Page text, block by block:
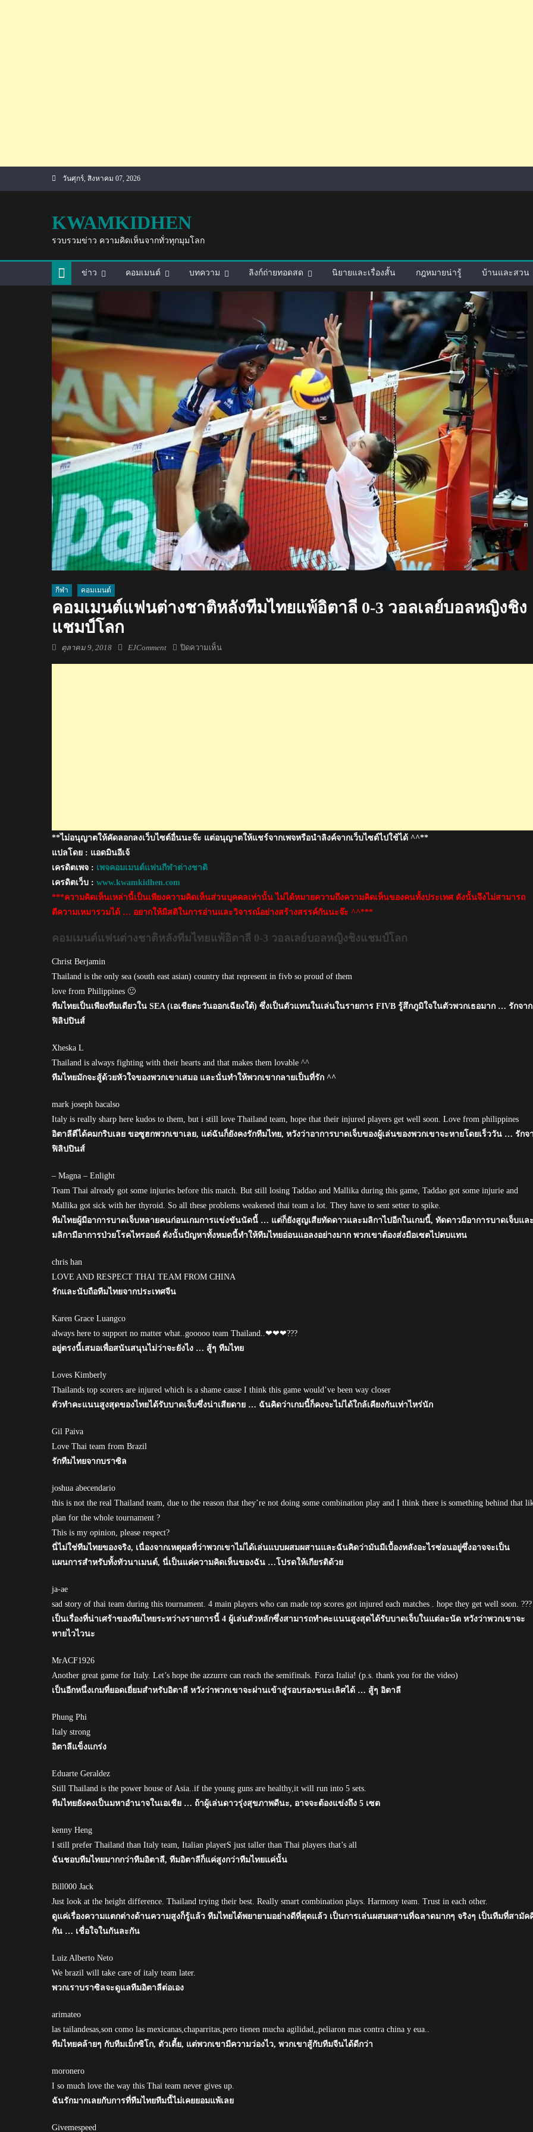
วันศุกร์, สิงหาคม 07, 2026
KWAMKIDHEN
รวบรวมข่าว ความคิดเห็นจากทั่วทุกมุมโลก
ข่าว คอมเมนต์ บทความ ลิงก์ถ่ายทอดสด นิยายและเรื่องสั้น กฎหมายน่ารู้ บ้านและสวน
กีฬา คอมเมนต์
คอมเมนต์แฟนต่างชาติหลังทีมไทยแพ้อิตาลี 0-3 วอลเลย์บอลหญิงชิง
แชมป์โลก
Posted
ตุลาคม 9, 2018 Author
EJComment ปิดความเห็น
วอลเลย์บอล
โลก
**ไม่อนุญาตให้คัดลอกลงเว็บไซต์อื่นนะจ๊ะ แต่อนุญาตให้แชร์จากเพจหรือนำลิงค์จากเว็บไซต์ไปใช้ได้ ^^**
แปลโดย : แอดมินอีเจ้
เครดิตเพจ : เพจคอมเมนต์แฟนกีฬาต่างชาติ
เครดิตเว็บ : www.kwamkidhen.com
***ความคิดเห็นเหล่านี้เป็นเพียงความคิดเห็นส่วนบุคคลเท่านั้น ไม่ได้หมายความถึงความคิดเห็นของคนทั้งประเทศ ดังนั้นจึงไม่สามารถ
ตีความเหมารวมได้ … อยากให้มีสติในการอ่านและวิจารณ์อย่างสร้างสรรค์กันนะจ๊ะ ^^***
คอมเมนต์แฟนต่างชาติหลังทีมไทยแพ้อิตาลี 0-3 วอลเลย์บอลหญิงชิงแชมป์โลก
Christ Berjamin
Thailand is the only sea (south east asian) country that represent in fivb so proud of them
love from Philippines 🙂
ทีมไทยเป็นเพียงทีมเดียวใน SEA (เอเชียตะวันออกเฉียงใต้) ซึ่งเป็นตัวแทนในเล่นในรายการ FIVB รู้สึกภูมิใจในตัวพวกเธอมาก … รักจาก
ฟิลิปปินส์
Xheska L
Thailand is always fighting with their hearts and that makes them lovable ^^
ทีมไทยมักจะสู้ด้วยหัวใจของพวกเขาเสมอ และนั่นทำให้พวกเขากลายเป็นที่รัก ^^
mark joseph bacalso
Italy is really sharp here kudos to them, but i still love Thailand team, hope that their injured players get well soon. Love from philippines
อิตาลีตีได้คมกริบเลย ขอซูฮกพวกเขาเลย, แต่ฉันก็ยังคงรักทีมไทย, หวังว่าอาการบาดเจ็บของผู้เล่นของพวกเขาจะหายโดยเร็ววัน … รักจ
ฟิลิปปินส์
– Magna – Enlight
Team Thai already got some injuries before this match. But still losing Taddao and Mallika during this game, Taddao got some injurie and
Mallika got sick with her thyroid. So all these problems weakened thai team a lot. They have to sent setter to spike.
ทีมไทยผู้มีอาการบาดเจ็บหลายคนก่อนเกมการแข่งขันนัดนี้ … แต่ก็ยังสูญเสียทัดดาวและมลิกาไปอีกในเกมนี้, ทัดดาวมีอาการบาดเจ็บแล
มลิกามีอาการป่วยโรคไทรอยด์ ดังนั้นปัญหาทั้งหมดนี้ทำให้ทีมไทยอ่อนแอลงอย่างมาก พวกเขาต้องส่งมือเซตไปตบแทน
chris han
LOVE AND RESPECT THAI TEAM FROM CHINA
รักและนับถือทีมไทยจากประเทศจีน
Karen Grace Luangco
always here to support no matter what..gooooo team Thailand..❤❤❤???
อยู่ตรงนี้เสมอเพื่อสนันสนุนไม่ว่าจะยังไง … สู้ๆ ทีมไทย
Loves Kimberly
Thailands top scorers are injured which is a shame cause I think this game would’ve been way closer
ตัวทำคะแนนสูงสุดของไทยได้รับบาดเจ็บซึ่งน่าเสียดาย … ฉันคิดว่าเกมนี้ก็คงจะไม่ได้ใกล้เคียงกันเท่าไหร่นัก
Gil Paiva
Love Thai team from Brazil
รักทีมไทยจากบราซิล
joshua abecendario
this is not the real Thailand team, due to the reason that they’re not doing some combination play and I think there is something behind that
plan for the whole tournament ?
This is my opinion, please respect?
นี่ไม่ใช่ทีมไทยของจริง, เนื่องจากเหตุผลที่ว่าพวกเขาไม่ได้เล่นแบบผสมผสานและฉันคิดว่ามันมีเบื้องหลังอะไรซ่อนอยู่ซึ่งอาจจะเป็น
แผนการสำหรับทั้งทัวนาเมนต์, นี่เป็นแค่ความคิดเห็นของฉัน …โปรดให้เกียรติด้วย
ja-ae
sad story of thai team during this tournament. 4 main players who can made top scores got injured each matches . hope they get well soon. ???
เป็นเรื่องที่น่าเศร้าของทีมไทยระหว่างรายการนี้ 4 ผู้เล่นตัวหลักซึ่งสามารถทำคะแนนสูงสุดได้รับบาดเจ็บในแต่ละนัด หวังว่าพวกเขาจะ
หายไวไวนะ
MrACF1926
Another great game for Italy. Let’s hope the azzurre can reach the semifinals. Forza Italia! (p.s. thank you for the video)
เป็นอีกหนึ่งเกมที่ยอดเยี่ยมสำหรับอิตาลี หวังว่าพวกเขาจะผ่านเข้าสู่รอบรองชนะเลิศได้ … สู้ๆ อิตาลี
Phung Phi
Italy strong
อิตาลีแข็งแกร่ง
Eduarte Geraldez
Still Thailand is the power house of Asia..if the young guns are healthy,it will run into 5 sets.
ทีมไทยยังคงเป็นมหาอำนาจในเอเชีย … ถ้าผู้เล่นดาวรุ่งสุขภาพดีนะ, อาจจะต้องแข่งถึง 5 เซต
kenny Heng
I still prefer Thailand than Italy team, Italian playerS just taller than Thai players that’s all
ฉันชอบทีมไทยมากกว่าทีมอิตาลี, ทีมอิตาลีก็แค่สูงกว่าทีมไทยแค่นั้น
Bill000 Jack
Just look at the height difference. Thailand trying their best. Really smart combination plays. Harmony team. Trust in each other.
ดูแค่เรื่องความแตกต่างด้านความสูงก็รู้แล้ว ทีมไทยได้พยายามอย่างดีที่สุดแล้ว เป็นการเล่นผสมผสานที่ฉลาดมากๆ จริงๆ เป็นทีมที่สามัค
กัน … เชื่อใจในกันละกัน
Luiz Alberto Neto
We brazil will take care of italy team later.
พวกเราบราซิลจะดูแลทีมอิตาลีต่อเอง
arimateo
las tailandesas,son como las mexicanas,chaparritas,pero tienen mucha agilidad,,peliaron mas contra china y eua..
ทีมไทยคล้ายๆ กับทีมเม็กซิโก, ตัวเตี้ย, แต่พวกเขามีความว่องไว, พวกเขาสู้กับทีมจีนได้ดีกว่า
moronero
I so much love the way this Thai team never gives up.
ฉันรักมากเลยกับการที่ทีมไทยทีมนี้ไม่เคยยอมแพ้เลย
Givemespeed